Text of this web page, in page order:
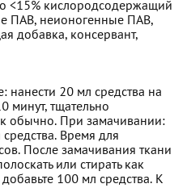
<15% кислородсодержащий
ПАВ, неионогенные ПАВ,
добавка, консервант,
нанести 20 мл средства на
минут, тщательно
обычно. При замачивании:
Время для
После замачивания ткани
или стирать как
100 мл средства. К